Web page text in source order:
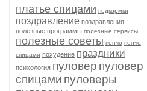
платье спицами подкормки
поздравление поздравления
полезные программы полезные сервисы
полезные советы пончо пончо
спицами похудение праздники
психология пуловер пуловер
спицами пуловеры